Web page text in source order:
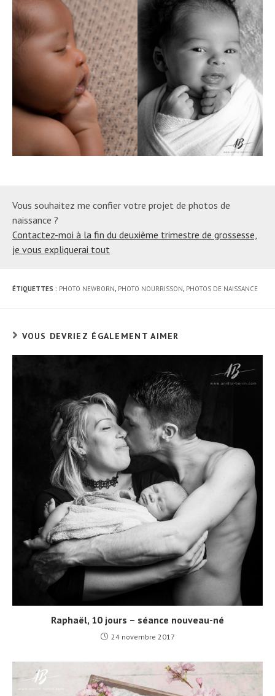
Vous souhaitez me confier votre projet de photos de
naissance ?
Contactez-moi à la fin du deuxième trimestre de grossesse,
je vous expliquerai tout
ÉTIQUETTES : PHOTO NEWBORN, PHOTO NOURRISSON, PHOTOS DE NAISSANCE
VOUS DEVRIEZ ÉGALEMENT AIMER
Raphaël, 10 jours – séance nouveau-né
24 novembre 2017